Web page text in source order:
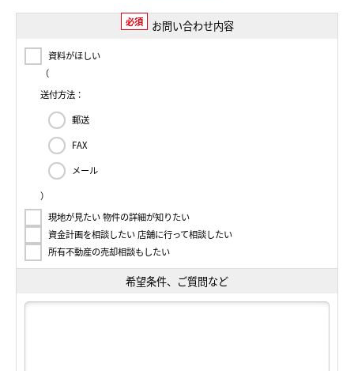
必須 お問い合わせ内容
資料がほしい
（
送付方法：
郵送
FAX
メール
）
現地が見たい 物件の詳細が知りたい
資金計画を相談したい 店舗に行って相談したい
所有不動産の売却相談もしたい
希望条件、ご質問など